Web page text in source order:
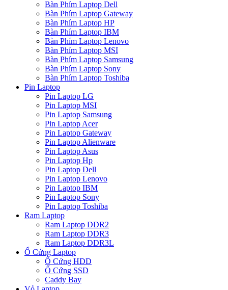
Bàn Phím Laptop Dell
Bàn Phím Laptop Gateway
Bàn Phím Laptop HP
Bàn Phím Laptop IBM
Bàn Phím Laptop Lenovo
Bàn Phím Laptop MSI
Bàn Phím Laptop Samsung
Bàn Phím Laptop Sony
Bàn Phím Laptop Toshiba
Pin Laptop
Pin Laptop LG
Pin Laptop MSI
Pin Laptop Samsung
Pin Laptop Acer
Pin Laptop Gateway
Pin Laptop Alienware
Pin Laptop Asus
Pin Laptop Hp
Pin Laptop Dell
Pin Laptop Lenovo
Pin Laptop IBM
Pin Laptop Sony
Pin Laptop Toshiba
Ram Laptop
Ram Laptop DDR2
Ram Laptop DDR3
Ram Laptop DDR3L
Ổ Cứng Laptop
Ổ Cứng HDD
Ổ Cứng SSD
Caddy Bay